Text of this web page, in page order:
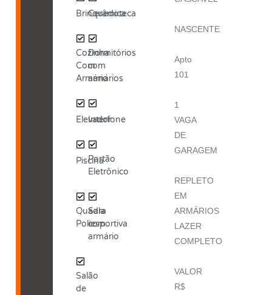
Brinquedoteca
Cerâmica
Cozinha
Com
Armário
Dormitórios
com
armários
Elevador
Interfone
Piscina
Portão
Eletrônico
Quadra
Poliesportiva
Sala
com
armário
Salão
de
NASCENTE
Apto
101
1
VAGA
DE
GARAGEM
REPLETO
EM
ARMÁRIOS
LAZER
COMPLETO
VALOR
R$